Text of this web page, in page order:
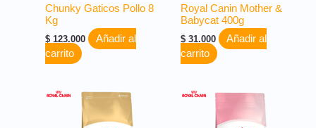
Chunky Gaticos Pollo 8
Kg
$123.000
Añadir al
carrito
Royal Canin Mother &
Babycat 400g
$31.000
Añadir al
carrito